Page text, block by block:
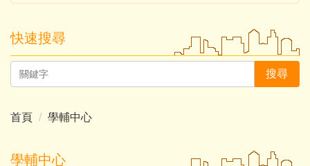
快速搜尋
搜尋
首頁 學輔中心
學輔中心